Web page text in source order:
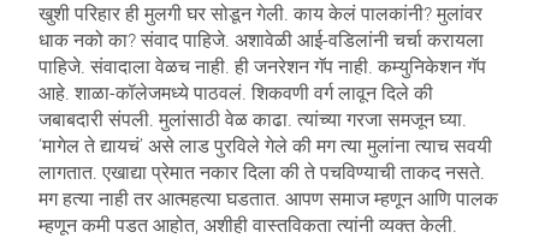
खुशी परिहार ही मुलगी घर सोडून गेली. काय केलं पालकांनी? मुलांवर
धाक नको का? संवाद पाहिजे. अशावेळी आई-वडिलांनी चर्चा करायला
पाहिजे. संवादाला वेळच नाही. ही जनरेशन गॅप नाही. कम्युनिकेशन गॅप
आहे. शाळा-कॉलेजमध्ये पाठवलं. शिकवणी वर्ग लावून दिले की
जबाबदारी संपली. मुलांसाठी वेळ काढा. त्यांच्या गरजा समजून घ्या.
‘मागेल ते द्यायचं’ असे लाड पुरविले गेले की मग त्या मुलांना त्याच सवयी
लागतात. एखाद्या प्रेमात नकार दिला की ते पचविण्याची ताकद नसते.
मग हत्या नाही तर आत्महत्या घडतात. आपण समाज म्हणून आणि पालक
म्हणून कमी पडत आहोत, अशीही वास्तविकता त्यांनी व्यक्त केली.